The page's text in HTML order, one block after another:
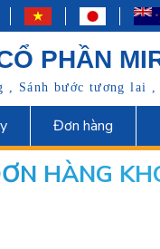
PHẦN
, Sánh bước tương lai
Đơn hàng
HÀNG